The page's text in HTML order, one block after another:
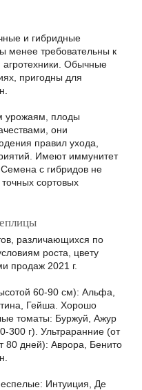
и гибридные
менее требовательны к
агротехники. Обычные
пригодны для
урожаям, плоды
они
правил ухода,
Имеют иммунитет
с гибридов не
сортовых
различающихся по
роста, цвету
продаж 2021 г.
60-90 см): Альфа,
Гейша. Хорошо
томаты: Буржуй, Ажур
300 г). Ультраранние (от
80 дней): Аврора, Бенито
Интуиция, Де